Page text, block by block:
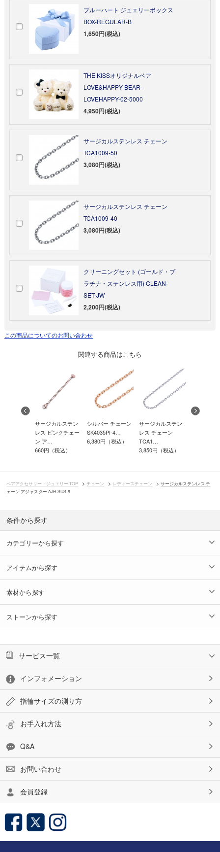
ブルーハート ジュエリーボックス
BOX-REGULAR-B
1,650円(税込)
THE KISSオリジナルベア
LOVE&HAPPY BEAR-
LOVEHAPPY-02-5000
4,950円(税込)
サージカルステンレス チェーン
TCA1009-50
3,080円(税込)
サージカルステンレス チェーン
TCA1009-40
3,080円(税込)
クリーニングセット (ゴールド・プ
ラチナ・ステンレス用) CLEAN-
SET-JW
2,200円(税込)
この商品についてのお問い合わせ
関連する商品はこちら
サージカルステン
レス ピンクチェー
ン ア…
660円（税込）
シルバー チェーン
SK4035PI-4…
6,380円（税込）
サージカルステン
レス チェーン
TCA1…
3,850円（税込）
ペアアクセサリー・ジュエリー TOP チェーン レディースチェーン
サージカルステンレス チ
ェーン アジャスター AJH-SUS-5
条件から探す
カテゴリーから探す
アイテムから探す
素材から探す
ストーンから探す
サービス一覧
インフォメーション
指輪サイズの測り方
お手入れ方法
Q&A
お問い合わせ
会員登録